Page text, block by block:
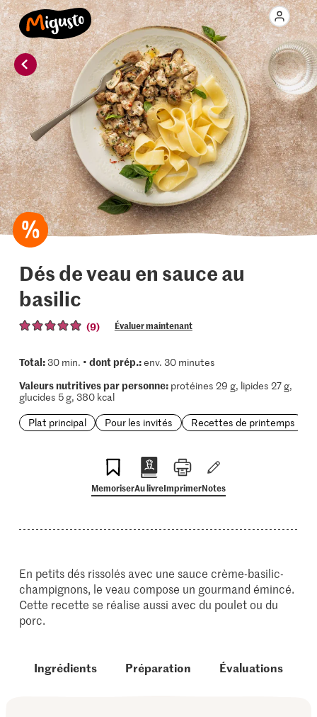
Dés de veau en sauce au
basilic
(9) Évaluer maintenant
Total:30 min. • dont prép.:env. 30 minutes
Valeurs nutritives par personne:protéines 29 g, lipides 27 g,
glucides 5 g, 380 kcal
Plat principal
Pour les invités Recettes de printemps
MemoriserAu livreImprimerNotes
En petits dés rissolés avec une sauce crème-basilic-
champignons, le veau compose un gourmand émincé.
Cette recette se réalise aussi avec du poulet ou du
porc.
Ingrédients Préparation Évaluations